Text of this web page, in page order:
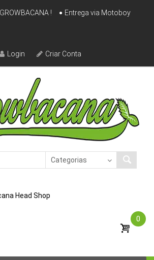
Skip! Entrega via Motoboy
Login Criar Conta
Head Shop
0